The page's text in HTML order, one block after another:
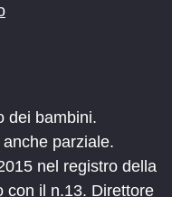
dei bambini.
parziale.
nel registro della
con il n.13. Direttore